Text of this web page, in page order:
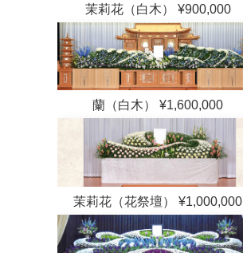
茉莉花（白木） ¥900,000
蘭（白木） ¥1,600,000
茉莉花（花祭壇） ¥1,000,000